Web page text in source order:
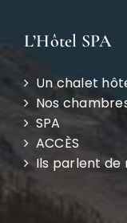
L’Hôtel SPA
Un chalet
Nos
SPA
ACCÈS
Ils parlent de